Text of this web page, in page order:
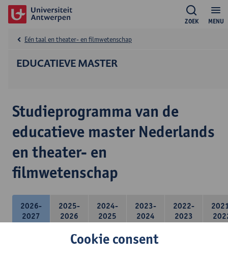
MENU
ZOEK
EDUCATIEVE MASTER
Eén taal en theater- en filmwetenschap
Studieprogramma van de
educatieve master Nederlands
en theater- en
filmwetenschap
2026-
2027
2025-
2026
2024-
2025
2023-
2024
2022-
2023
Cookie consent